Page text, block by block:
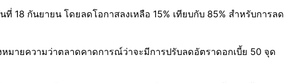
18 กันยายน โดยลดโอกาสลงเหลือ 15% เทียบกับ 85% สำหรับการลด
มายความว่าตลาดคาดการณ์ว่าจะมีการปรับลดอัตราดอกเบี้ย 50 จุด